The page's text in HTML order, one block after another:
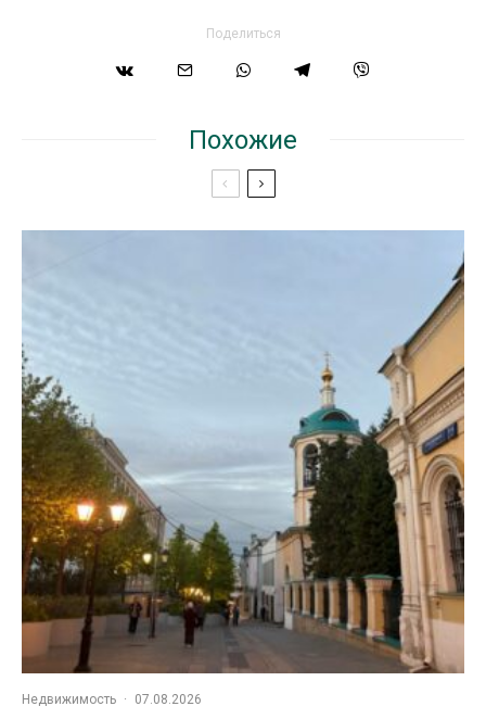
Поделиться
Похожие
Недвижимость · 07.08.2026